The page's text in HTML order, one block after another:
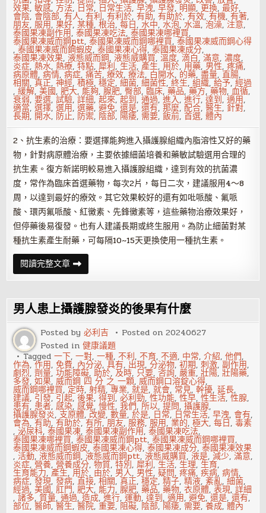
效果,敏感, 方法, 日常, 日常生活,早洩,早發, 明顯, 更換,最好,
會陰, 會陰部,有人,有利,有利於,有助,有助於,有效,有機,有著,
朋友,服用,果好,某種,根治,每日,水中,水泡,水溫,泡澡, 注意,
泰國果凍副作用,泰國果凍吃法,泰國果凍哪裡買,
泰國果凍威而鋼ptt,泰國果凍威而鋼哪裡買,泰國果凍威而鋼心得
,泰國果凍威而鋼蝦皮,泰國果凍心得,泰國果凍成分,
泰國果凍效果,液態威而鋼,液態威購買,溫度,滴白,滿意,濃度,
炎症,熱水,熱療,特點,犀利,生活,產生, 用於, 用藥, 男性,疼痛,
病原體,病情,病症,痛苦,療效,療法, 白開水, 的藥,盡量,直腸,
相關,真正,神經,積極,穩定,細菌,細菌性,終生,組織,給予,經過
,緩解,美國,肥大, 能夠,腺肥,臀部, 臨床,藥品,藥方,藥物,血循,
衰弱,要選,試驗,詳細,起來,起到,通過,進入,進行,達到,適用,
適當,選擇,選用,選藥,避免,還是,還有,那麼,配合,醫生, 針對,
長期, 開水, 防止, 防禦, 陰部, 陽痿, 需要,飯前,首選,體內
2、抗生素的治療：要選擇能夠進入攝護腺組織內脂溶性又好的藥
物，針對病原體治療，主要依據細菌培養和藥敏試驗選用合理的
抗生素。復方新諾明較易進入攝護腺組織，達到有效的抗菌濃
度，常作為臨床首選藥物，每次2片，每日二次，建議服用4～8
周，以達到最好的療效。其它效果較好的還有如吡哌酸、氟哌
酸、環丙氟哌酸、紅黴素、先鋒黴素等，這些藥物治療效果好，
但停藥後易復發。也有人建議長期或終生服用。為防止細菌對某
種抗生素產生耐藥，可每隔10~15天更換使用一種抗生素。
閱讀完整文章慢
性
攝
腺
發
炎
的
用
藥
攻
略
男人患上攝護腺發炎的後果有什麼
Posted by必利吉 Posted on20240627
Posted in健康議題
Tagged一下,一對,一種,不利,不育,不適, 中常,介紹,他們,
作為,作用,免費, 內分泌,具有, 出現,分泌物,初期,刺激,副作用,
劇烈,劑量,功能障礙,助於,及時, 只要,咨詢,嚴重,壯陽,壯陽藥,
多發,如果,威而鋼 四 分 之 一顆,威而鋼口溶錠心得,
威而鋼哪裡買, 定時,射精,專業,就是,就會, 常見,幹擾,延長,
建議, 引發, 引起,後果,得到,必利勁,性功能,性早,性生活,性腺,
患有, 患者,感染,感覺,慢性,我們,所以,提問,攝護腺,
攝護腺發炎,支原體, 改變,數量,於是, 日常, 日常生活,早洩, 會有,
會為,有助,有助於,有所,朋友,服務,服用, 業的,極大,每日,毒素
,泌尿科,泰國果凍,泰國果凍副作用,泰國果凍吃法,
泰國果凍哪裡買,泰國果凍威而鋼ptt,泰國果凍威而鋼哪裡買,
泰國果凍威而鋼蝦皮,泰國果凍心得,泰國果凍成分,泰國果凍效果
,活動,液態威而鋼,液態威而鋼ptt,液態威購買,液是,減少,滿意,
炎症,營養,營養成分,物質,特別,犀利,生活,生理,生育,
生育能力,產生, 用於, 由於, 男人, 男性,疑問,疼痛,疾病,病情,
病症,發現,發病,直接,相關,真正,穩定,精子,精液,紊亂,細菌,
經過,美國,肛門,肥大, 能力,腺肥,藥品,藥物,衣原體,表現,詳細
,諸多,質量,通過,造成,進行,運動,達到,適用,避免,還是,還有,
部位,醫師,醫生,醫院,重要, 阻礙, 陰部, 陽痿, 需要,養成,體內